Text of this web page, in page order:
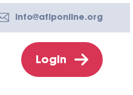
info@afiponline.org
Login